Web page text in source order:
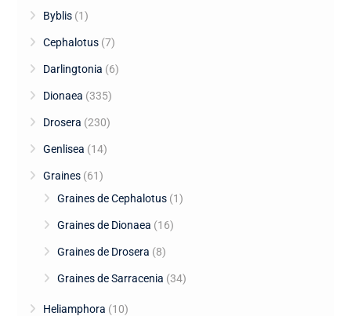
Byblis (1)
Cephalotus (7)
Darlingtonia (6)
Dionaea (335)
Drosera (230)
Genlisea (14)
Graines (61)
Graines de Cephalotus (1)
Graines de Dionaea (16)
Graines de Drosera (8)
Graines de Sarracenia (34)
Heliamphora (10)